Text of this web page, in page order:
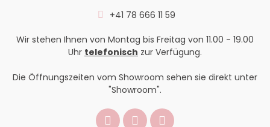
+41 78 666 11 59
Wir stehen Ihnen von Montag bis Freitag von 11.00 - 19.00
Uhr telefonisch zur Verfügung.
Die Öffnungszeiten vom Showroom sehen sie direkt unter
"Showroom".